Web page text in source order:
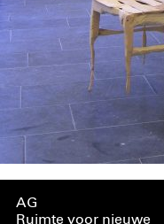
AG
Ruimte voor nieuwe